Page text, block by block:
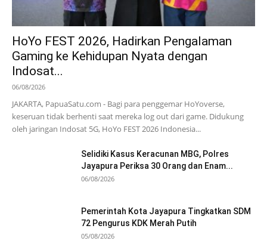
HoYo FEST 2026, Hadirkan Pengalaman
Gaming ke Kehidupan Nyata dengan
Indosat...
06/08/2026
JAKARTA, PapuaSatu.com - Bagi para penggemar HoYoverse,
keseruan tidak berhenti saat mereka log out dari game. Didukung
oleh jaringan Indosat 5G, HoYo FEST 2026 Indonesia...
Selidiki Kasus Keracunan MBG, Polres
Jayapura Periksa 30 Orang dan Enam...
06/08/2026
Pemerintah Kota Jayapura Tingkatkan SDM
72 Pengurus KDK Merah Putih
05/08/2026